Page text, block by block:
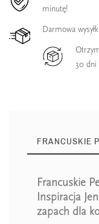
minutę!
Darmowa
30 dni
FRANCUSKIE
Francuskie
Inspiracja
zapach dla